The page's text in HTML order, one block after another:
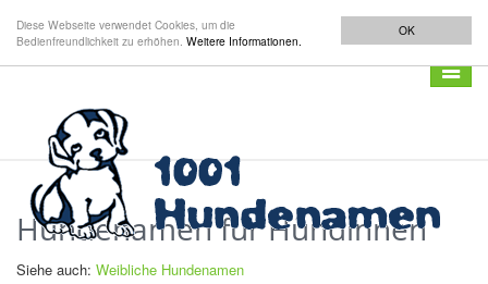
OK
Diese Webseite verwendet Cookies, um die
Bedienfreundlichkeit zu erhöhen. Weitere Informationen.
Hundenamen für Hündinnen
Siehe auch: Weibliche Hundenamen